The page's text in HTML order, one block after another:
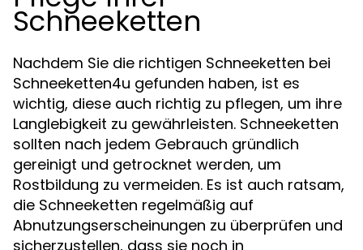
Schneeketten
Nachdem Sie die richtigen Schneeketten bei
Schneeketten4u gefunden haben, ist es
wichtig, diese auch richtig zu pflegen, um ihre
Langlebigkeit zu gewährleisten. Schneeketten
sollten nach jedem Gebrauch gründlich
gereinigt und getrocknet werden, um
Rostbildung zu vermeiden. Es ist auch ratsam,
die Schneeketten regelmäßig auf
Abnutzungserscheinungen zu überprüfen und
sicherzustellen, dass sie noch in